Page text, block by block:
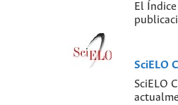
El
SciELO
SciELO